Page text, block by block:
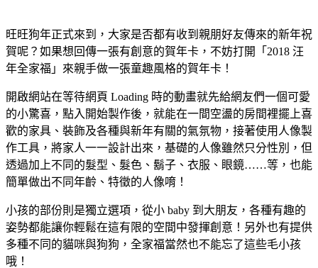
旺旺狗年正式來到，大家是否都有收到親朋好友傳來的新年祝
賀呢？如果想回傳一張有創意的賀年卡，不妨打開「2018 汪
年全家福」來親手做一張童趣風格的賀年卡！
開啟網站在等待網頁 Loading 時的動畫就先給網友們一個可愛
的小驚喜，點入開始製作後，就能在一間空盪的房間裡擺上喜
歡的家具、裝飾及各種與新年有關的氣氛物，接著使用人像製
作工具，將家人一一設計出來，基礎的人像雖然只分性別，但
透過加上不同的髮型、髮色、鬍子、衣服、眼鏡……等，也能
簡單做出不同年齡、特徵的人像唷！
小孩的部份則是獨立選項，從小 baby 到大朋友，各種有趣的
姿勢都能讓你輕鬆在這有限的空間中發揮創意！另外也有提供
多種不同的貓咪與狗狗，全家福當然也不能忘了這些毛小孩
哦！